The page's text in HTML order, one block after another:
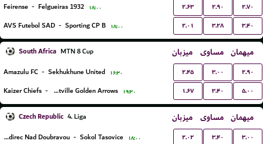
Feirense - Felgueiras 1932 ۱۸:۰۰ ۲.۶۳ ۲.۹۰ ۲.۷۰
AVS Futebol SAD - Sporting CP B ۱۸:۰۰ ۲.۰۱ ۳.۲۸ ۳.۴۰
South Africa MTN 8 Cup میزبان مساوی میهمان
Amazulu FC - Sekhukhune United ۱۶:۳۰ ۲.۴۵ ۳.۰۰ ۲.۹۰
Kaizer Chiefs - Lamontville Golden Arrows ۱۹:۳۰ ۱.۶۷ ۳.۴۰ ۵.۰۰
Czech Republic 4. Liga میزبان مساوی میهمان
SK Zdirec Nad Doubravou - Sokol Tasovice ۱۸:۰۰ ۲.۰۲ ۳.۴۰ ۳.۰۰